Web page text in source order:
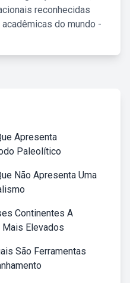
reconhecidas
do mundo -
Apresenta
Paleolítico
Não Apresenta Uma
Continentes A
Elevados
São Ferramentas